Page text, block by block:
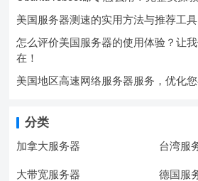
美国服务器测速的实用方法与推荐工
怎么评价美国服务器的使用体验？让
在！
美国地区高速网络服务器服务，优化
分类
加拿大服务器 台湾服
大带宽服务器 德国服